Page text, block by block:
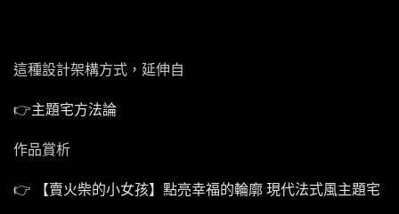
這種設計架構方式，延伸自
👉主題宅方法論
作品賞析
👉 【賣火柴的小女孩】點亮幸福的輪廓 現代法式風主題宅